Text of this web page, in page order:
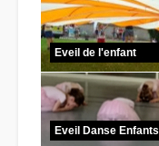
Eveil de l'enfant
Eveil Danse Enfants